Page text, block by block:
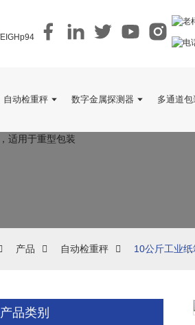
自动检重秤 数字金属探测器 多通道包
产品 自动检重秤 10公斤工业
产品类别Loading...
Loading...